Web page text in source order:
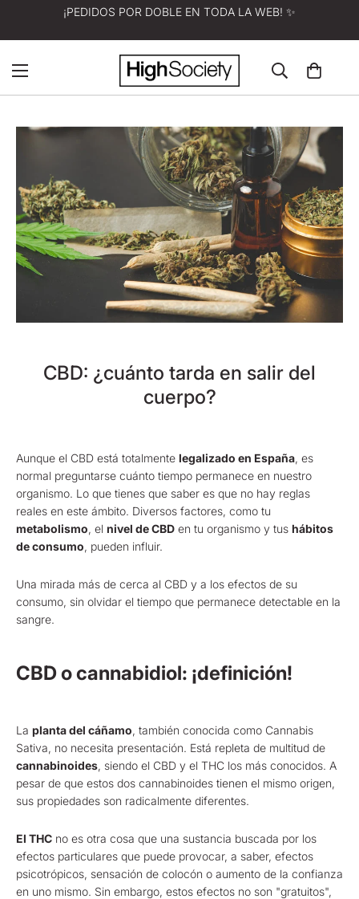
¡PEDIDOS POR DOBLE EN TODA LA WEB! ✨
CBD: ¿cuánto tarda en salir del
cuerpo?
Aunque el CBD está totalmente legalizado en España, es
normal preguntarse cuánto tiempo permanece en nuestro
organismo. Lo que tienes que saber es que no hay reglas
reales en este ámbito. Diversos factores, como tu
metabolismo, el nivel de CBD en tu organismo y tus hábitos
de consumo, pueden influir.
Una mirada más de cerca al CBD y a los efectos de su
consumo, sin olvidar el tiempo que permanece detectable en la
sangre.
CBD o cannabidiol: ¡definición!
La planta del cáñamo, también conocida como Cannabis
Sativa, no necesita presentación. Está repleta de multitud de
cannabinoides, siendo el CBD y el THC los más conocidos. A
pesar de que estos dos cannabinoides tienen el mismo origen,
sus propiedades son radicalmente diferentes.
El THC no es otra cosa que una sustancia buscada por los
efectos particulares que puede provocar, a saber, efectos
psicotrópicos, sensación de colocón o aumento de la confianza
en uno mismo. Sin embargo, estos efectos no son "gratuitos",